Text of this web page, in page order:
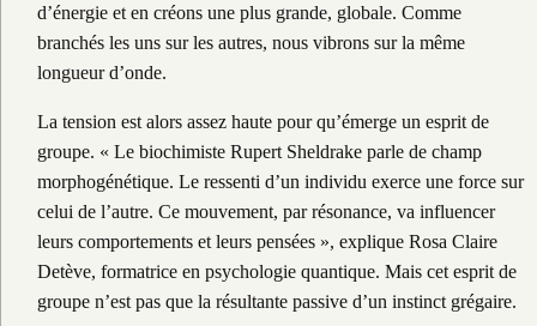
d’énergie et en créons une plus grande, globale. Comme
branchés les uns sur les autres, nous vibrons sur la même
longueur d’onde.
La tension est alors assez haute pour qu’émerge un esprit de
groupe. « Le biochimiste Rupert Sheldrake parle de champ
morphogénétique. Le ressenti d’un individu exerce une force sur
celui de l’autre. Ce mouvement, par résonance, va influencer
leurs comportements et leurs pensées », explique Rosa Claire
Detève, formatrice en psychologie quantique. Mais cet esprit de
groupe n’est pas que la résultante passive d’un instinct grégaire.